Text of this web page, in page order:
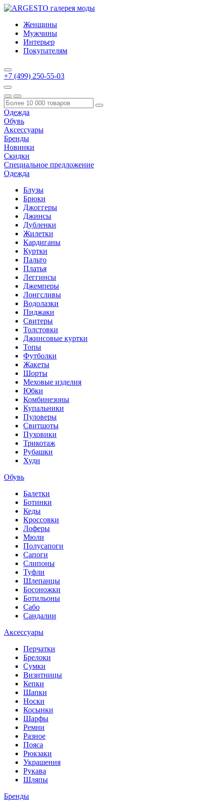
Женщины
Мужчины
Интерьер
Покупателям
+7 (499) 250-55-03
Одежда
Обувь
Аксессуары
Бренды
Новинки
Скидки
Специальное предложение
Одежда
Блузы
Брюки
Джоггеры
Джинсы
Дубленки
Жилетки
Кардиганы
Куртки
Пальто
Платья
Леггинсы
Джемперы
Лонгсливы
Водолазки
Пиджаки
Свитеры
Толстовки
Джинсовые куртки
Топы
Футболки
Жакеты
Шорты
Меховые изделия
Юбки
Комбинезоны
Купальники
Пуловеры
Свитшоты
Пуховики
Трикотаж
Рубашки
Худи
Обувь
Балетки
Ботинки
Кеды
Кроссовки
Лоферы
Мюли
Полусапоги
Сапоги
Слипоны
Туфли
Шлепанцы
Босоножки
Ботильоны
Сабо
Сандалии
Аксессуары
Перчатки
Брелоки
Сумки
Визитницы
Кепки
Шапки
Носки
Косынки
Шарфы
Ремни
Разное
Пояса
Рюкзаки
Украшения
Рукава
Шляпы
Бренды